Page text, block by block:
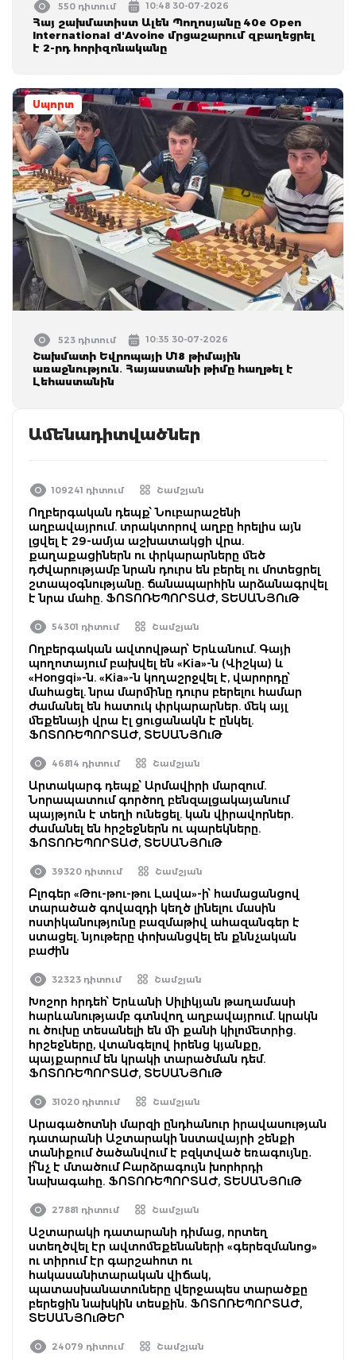
550 դիտում 10:48 30-07-2026
Հայ շախմատիստ Ալեն Պողոսյանը 40e Open
International d'Avoine մրցաշարում զբաղեցրել
է 2-րդ հորիզոնականը
Սպորտ
523 դիտում 10:35 30-07-2026
Շախմատի Եվրոպայի Մ18 թիմային
առաջնություն․ Հայաստանի թիմը հաղթել է
Լեհաստանին
Ամենադիտվածներ
109241 դիտում Շամշյան
Ողբերգական դեպք՝ Նուբարաշենի
աղբավայրում. տրակտորով աղբը հրելիս այն
լցվել է 29-ամյա աշխատակցի վրա.
քաղաքացիներն ու փրկարարները մեծ
դժվարությամբ նրան դուրս են բերել ու մոտեցրել
շտապօգնությանը. ճանապարհին արձանագրվել
է նրա մահը. ՖՈՏՈՌԵՊՈՐՏԱԺ, ՏԵՍԱՆՅՈւԹ
54301 դիտում Շամշյան
Ողբերգական ավտովթար՝ Երևանում. Գայի
պողոտայում բախվել են «Kia»-ն (Վիշկա) և
«Hongqi»-ն. «Kia»-ն կողաշրջվել է, վարորդը՝
մահացել. նրա մարմինը դուրս բերելու համար
ժամանել են հատուկ փրկարարներ. մեկ այլ
մեքենայի վրա էլ ցուցանակն է ընկել.
ՖՈՏՈՌԵՊՈՐՏԱԺ, ՏԵՍԱՆՅՈւԹ
46814 դիտում Շամշյան
Արտակարգ դեպք՝ Արմավիրի մարզում.
Նորապատում գործող բենզալցակայանում
պայթյուն է տեղի ունեցել. կան վիրավորներ.
ժամանել են հրշեջներն ու պարեկները.
ՖՈՏՈՌԵՊՈՐՏԱԺ, ՏԵՍԱՆՅՈւԹ
39320 դիտում Շամշյան
Բլոգեր «Թու-թու-թու Լավա»-ի՝ համացանցով
տարածած գովազդի կեղծ լինելու մասին
ոստիկանությունը բազմաթիվ ահազանգեր է
ստացել. նյութերը փոխանցվել են քննչական
բաժին
32323 դիտում Շամշյան
Խոշոր հրդեհ՝ Երևանի Սիլիկյան թաղամասի
հարևանությամբ գտնվող աղբավայրում. կրակն
ու ծուխը տեսանելի են մի քանի կիլոմետրից.
հրշեջները, վտանգելով իրենց կյանքը,
պայքարում են կրակի տարածման դեմ.
ՖՈՏՈՌԵՊՈՐՏԱԺ, ՏԵՍԱՆՅՈւԹ
31020 դիտում Շամշյան
Արագածոտնի մարզի ընդհանուր իրավասության
դատարանի Աշտարակի նստավայրի շենքի
տանիքում ծածանվում է բզկտված եռագույնը․
ի՞նչ է մտածում Բարձրագույն խորհրդի
նախագահը. ՖՈՏՈՌԵՊՈՐՏԱԺ, ՏԵՍԱՆՅՈւԹ
27881 դիտում Շամշյան
Աշտարակի դատարանի դիմաց, որտեղ
ստեղծվել էր ավտոմեքենաների «գերեզմանոց»
ու տիրում էր գարշահոտ ու
հակասանիտարական վիճակ,
պատասխանատուները վերջապես տարածքը
բերեցին նախկին տեսքին. ՖՈՏՈՌԵՊՈՐՏԱԺ,
ՏԵՍԱՆՅՈւԹԵՐ
24079 դիտում Շամշյան